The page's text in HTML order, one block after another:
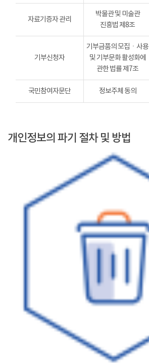
자료기증자 관리
박물관 및 미술관
진흥법 제8조
기부신청자
기부금품의 모집ㆍ사용
및 기부문화 활성화에
관한 법률 제7조
국민참여자문단 정보주체 동의
개인정보의 파기 절차 및 방법